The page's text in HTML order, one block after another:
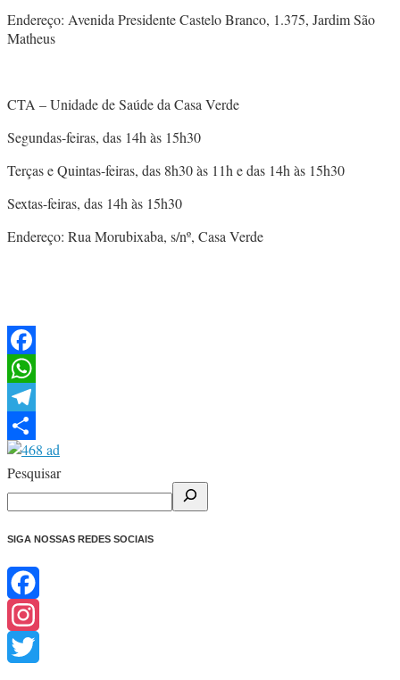
Endereço: Avenida Presidente Castelo Branco, 1.375, Jardim São
Matheus
CTA – Unidade de Saúde da Casa Verde
Segundas-feiras, das 14h às 15h30
Terças e Quintas-feiras, das 8h30 às 11h e das 14h às 15h30
Sextas-feiras, das 14h às 15h30
Endereço: Rua Morubixaba, s/nº, Casa Verde
Facebook
WhatsApp
Telegram
Share
Pesquisar
SIGA NOSSAS REDES SOCIAIS
Facebook
Instagram